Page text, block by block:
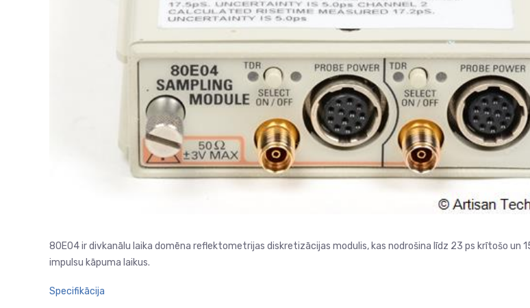
80E04 ir divkanālu laika domēna reflektometrijas diskretizācijas modulis, kas nodrošina līdz 23 ps krītošo un
impulsu kāpuma laikus.
Specifikācija